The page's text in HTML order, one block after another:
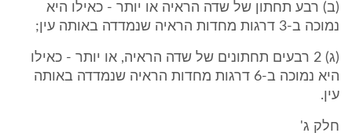
(ב) רבע תחתון של שדה הראיה או יותר - כאילו היא
נמוכה ב-3 דרגות מחדות הראיה שנמדדה באותה עין;
(ג) 2 רבעים תחתונים של שדה הראיה, או יותר - כאילו
היא נמוכה ב-6 דרגות מחדות הראיה שנמדדה באותה
עין.
חלק ג'